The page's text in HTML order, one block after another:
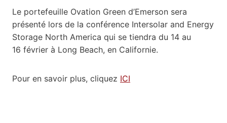
Le portefeuille Ovation Green d’Emerson sera
présenté lors de la conférence Intersolar and Energy
Storage North America qui se tiendra du 14 au
16 février à Long Beach, en Californie.
Pour en savoir plus, cliquez ICI